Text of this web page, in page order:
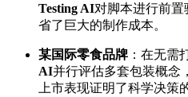
Testing AI对脚本进行前
省了巨大的制作成本。
某国际零食品牌 ：在无需
AI并行评估多套包装概念
上市表现证明了科学决策